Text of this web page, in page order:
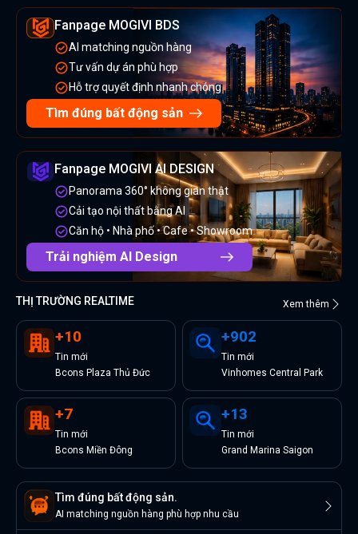
Fanpage MOGIVI BDS
AI matching nguồn hàng
Tư vấn dự án phù hợp
Hỗ trợ quyết định nhanh chóng
Tìm đúng bất động sản
Fanpage MOGIVI AI DESIGN
Panorama 360° không gian thật
Cải tạo nội thất bằng AI
Căn hộ • Nhà phố • Cafe • Showroom
Trải nghiệm AI Design
THỊ TRƯỜNG REALTIME Xem thêm
+10
Tin mới
Bcons Plaza Thủ Đức
+902
Tin mới
Vinhomes Central Park
+7
Tin mới
Bcons Miền Đông
+13
Tin mới
Grand Marina Saigon
Tìm đúng bất động sản.
AI matching nguồn hàng phù hợp nhu cầu